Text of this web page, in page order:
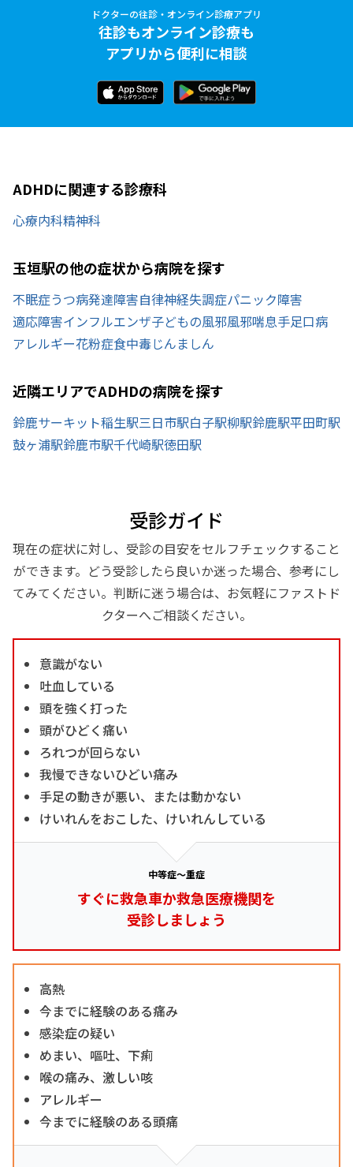
ドクターの往診・オンライン診療アプリ
往診もオンライン診療も
アプリから便利に相談
ADHDに関連する診療科
心療内科精神科
玉垣駅の他の症状から病院を探す
不眠症うつ病発達障害自律神経失調症パニック障害
適応障害インフルエンザ子どもの風邪風邪喘息手足口病
アレルギー花粉症食中毒じんましん
近隣エリアでADHDの病院を探す
鈴鹿サーキット稲生駅三日市駅白子駅柳駅鈴鹿駅平田町駅
鼓ヶ浦駅鈴鹿市駅千代崎駅徳田駅
受診ガイド
現在の症状に対し、受診の目安をセルフチェックすること
ができます。どう受診したら良いか迷った場合、参考にし
てみてください。判断に迷う場合は、お気軽にファストド
クターへご相談ください。
意識がない
吐血している
頭を強く打った
頭がひどく痛い
ろれつが回らない
我慢できないひどい痛み
手足の動きが悪い、または動かない
けいれんをおこした、けいれんしている
中等症～重症
すぐに救急車か救急医療機関を
受診しましょう
高熱
今までに経験のある痛み
感染症の疑い
めまい、嘔吐、下痢
喉の痛み、激しい咳
アレルギー
今までに経験のある頭痛